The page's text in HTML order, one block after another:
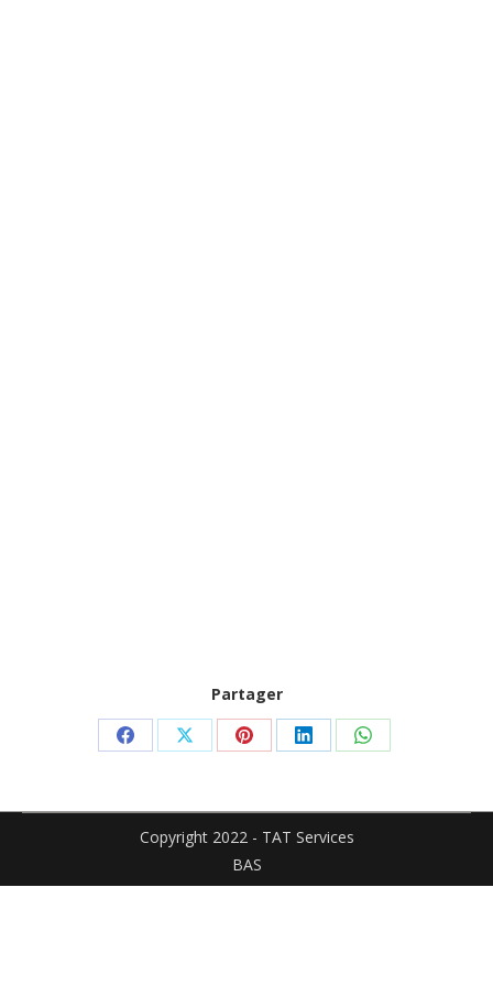
Partager
Partager
Facebook
Partager
X
Partager
Pinterest
Partager
LinkedIn
Partager
WhatsApp
Copyright 2022 - TAT Services
BAS